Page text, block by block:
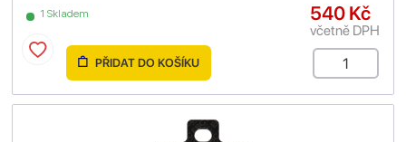
1 Skladem 540 Kč
včetně DPH
PŘIDAT DO KOŠÍKU